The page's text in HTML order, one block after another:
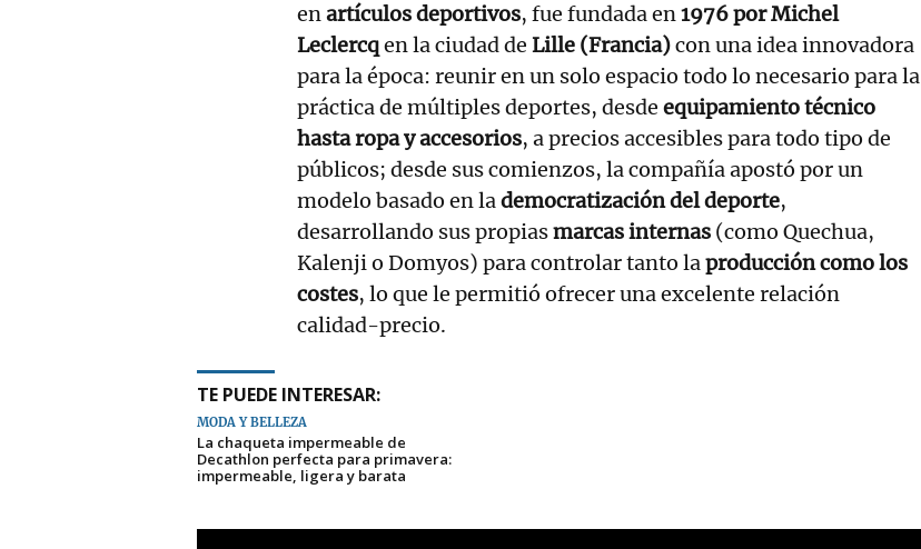
enartículos deportivos, fue fundada en1976 por Michel
Leclercqen la ciudad de Lille (Francia)con una idea innovadora
para la época: reunir en un solo espacio todo lo necesario para la
práctica de múltiples deportes, desde equipamiento técnico
hasta ropa y accesorios, a precios accesibles para todo tipo de
públicos; desde sus comienzos, la compañía apostó por un
modelo basado en lademocratización del deporte,
desarrollando sus propiasmarcas internas (como Quechua,
Kalenji o Domyos) para controlar tanto laproducción como los
costes, lo que le permitió ofrecer una excelente relación
calidad-precio.
TE PUEDE INTERESAR:
MODA Y BELLEZA
La chaqueta impermeable de
Decathlon perfecta para primavera:
impermeable, ligera y barata